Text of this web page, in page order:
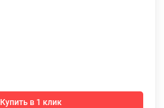
Купить в 1 клик